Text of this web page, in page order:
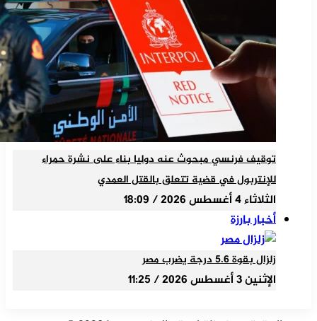
توقيف فرنسي مبحوث عنه دوليا بناء على نشرة حمراء
للإنتربول في قضية تتعلق بالقتل العمدي
الثلاثاء 4 أغسطس 2026 / 18:09
أخبار بارزة
زلزال بقوة 5.6 درجة يضرب مصر
الإثنين 3 أغسطس 2026 / 11:25